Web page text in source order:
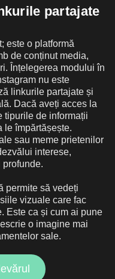
partajate
este o platformă
de conținut media,
Înțelegerea modului în
nu este
linkurile partajate și
Dacă aveți acces la
tipurile de informații
le împărtășește.
sau meme prietenilor
interese,
permite să vedeți
vizuale care fac
Este ca și cum ai pune
o imagine mai
sale.